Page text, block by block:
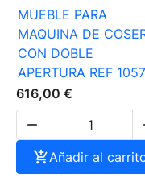
MUEBLE PARA
MAQUINA DE
CON DOBLE
APERTURA REF 1057
616,00 €

Añadir al